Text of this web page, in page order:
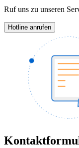
Ruf uns zu unseren
Hotline anrufen